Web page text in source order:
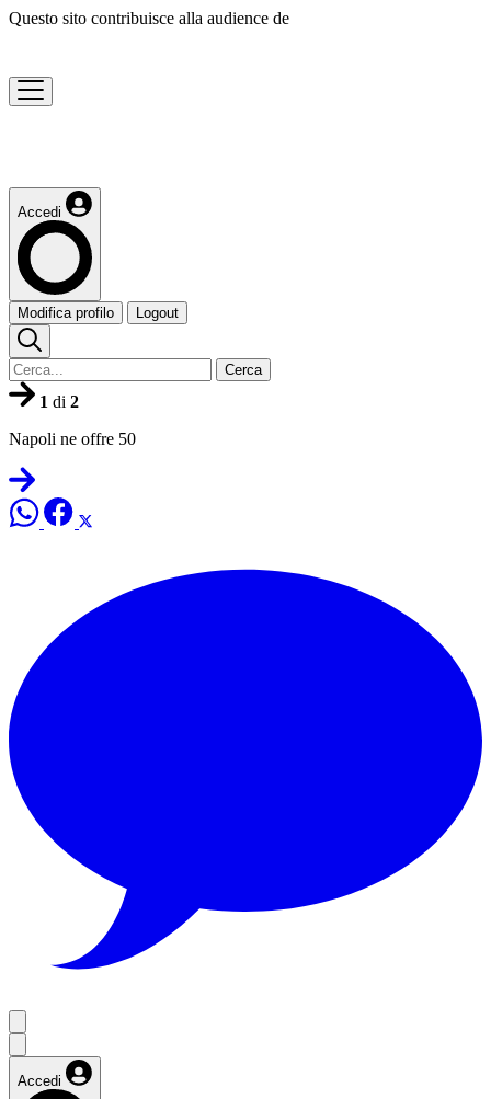
Questo sito contribuisce alla audience de
Accedi
Modifica profilo Logout
Cerca
1 di 2
Napoli ne offre 50
Accedi